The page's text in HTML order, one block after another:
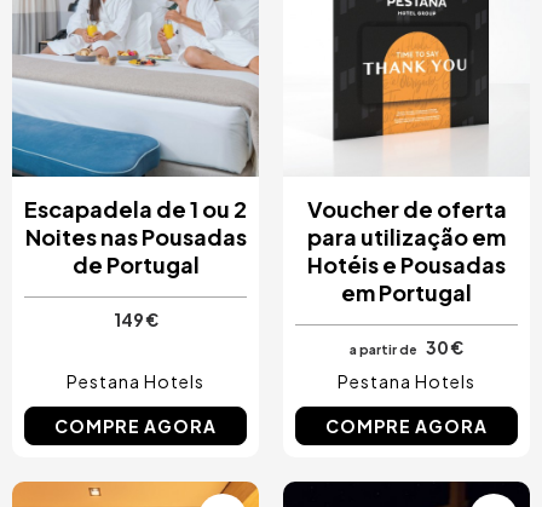
Escapadela de 1 ou 2
Noites nas Pousadas
de Portugal
149 €
Pestana Hotels
COMPRE AGORA
Voucher de oferta
para utilização em
Hotéis e Pousadas
em Portugal
a partir de
30 €
Pestana Hotels
COMPRE AGORA